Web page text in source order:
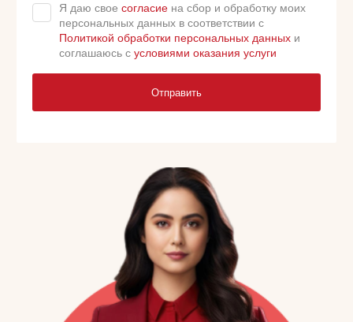
Я даю свое согласие на сбор и обработку моих
персональных данных в соответствии с
Политикой обработки персональных данных и
соглашаюсь с условиями оказания услуги
Отправить